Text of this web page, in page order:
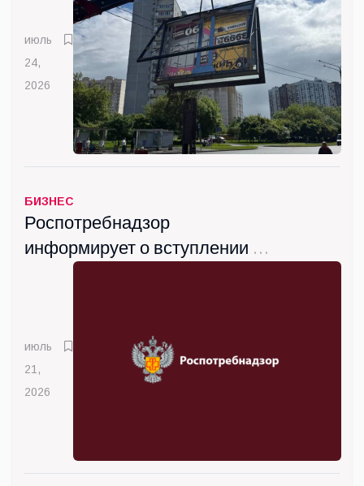
июль
24,
2026
БИЗНЕС
Роспотребнадзор
информирует о вступлении с
июль
21,
2026